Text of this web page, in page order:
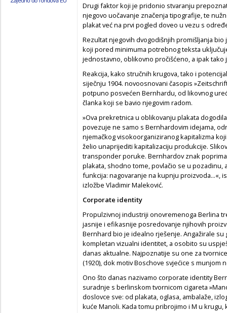
Drugi faktor koji je pridonio stvaranju
njegovo uočavanje značenja tipografije, te
plakat već na prvi pogled doveo u vezu s
Rezultat njegovih dvogodišnjih promišljanja
koji pored minimuma potrebnog teksta
jednostavno, oblikovno pročišćeno, a ipak tako
Reakcija, kako stručnih krugova, tako i
siječnju 1904. novoosnovani časopis
potpuno posvećen Bernhardu, od likovnog
članka koji se bavio njegovim radom.
»Ova prekretnica u oblikovanju plakata
povezuje ne samo s Bernhardovim idejama,
njemačkog visokoorganiziranog kapitalizma
želio unaprijediti kapitalizaciju produkcije.
transponder poruke. Bernhardov znak
plakata, shodno tome, povlačio se u pozadinu,
funkcija: nagovaranje na kupnju proizvoda...«,
izložbe Vladimir Maleković.
Corporate identity
Propulzivnoj industriji onovremenoga Berlina
jasnije i efikasnije posredovanje njihovih
Bernhard bio je idealno rješenje. Angažirale
kompletan vizualni identitet, a osobito su
danas aktualne. Najpoznatije su one za tvornice
(1920), dok motiv Boschove svjećice s
Ono što danas nazivamo corporate identity
suradnje s berlinskom tvornicom cigareta
doslovce sve: od plakata, oglasa, ambalaže,
kuće Manoli. Kada tomu pribrojimo i M u